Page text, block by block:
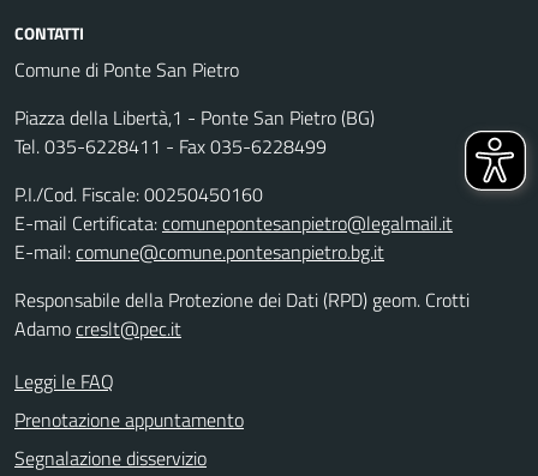
CONTATTI
Comune di Ponte San Pietro
Piazza della Libertà,1 - Ponte San Pietro (BG)
Tel. 035-6228411 - Fax 035-6228499
P.I./Cod. Fiscale: 00250450160
E-mail Certificata:comunepontesanpietro@legalmail.it
E-mail:comune@comune.pontesanpietro.bg.it
Responsabile della Protezione dei Dati (RPD) geom. Crotti
Adamocreslt@pec.it
Leggi le FAQ
Prenotazione appuntamento
Segnalazione disservizio